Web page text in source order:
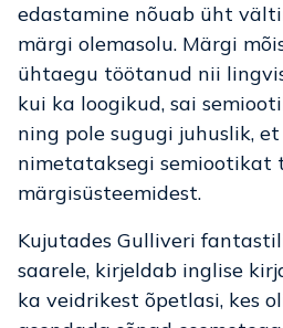
edastamine nõuab üht
märgi olemasolu. Märgi
ühtaegu töötanud nii
kui ka loogikud, sai
ning pole sugugi juhuslik,
nimetataksegi semiootikat
märgisüsteemidest.
Kujutades Gulliveri
saarele, kirjeldab inglise
ka veidrikest õpetlasi, kes